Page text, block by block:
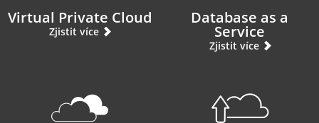
Virtual Private Cloud
Zjistit více
Database as a
Service
Zjistit více